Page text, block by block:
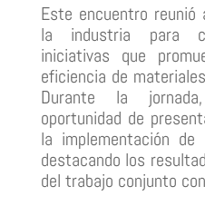
Este encuentro
la industria para
iniciativas que
eficiencia de
Durante la
oportunidad de
la implementación de
destacando los
del trabajo conjunto